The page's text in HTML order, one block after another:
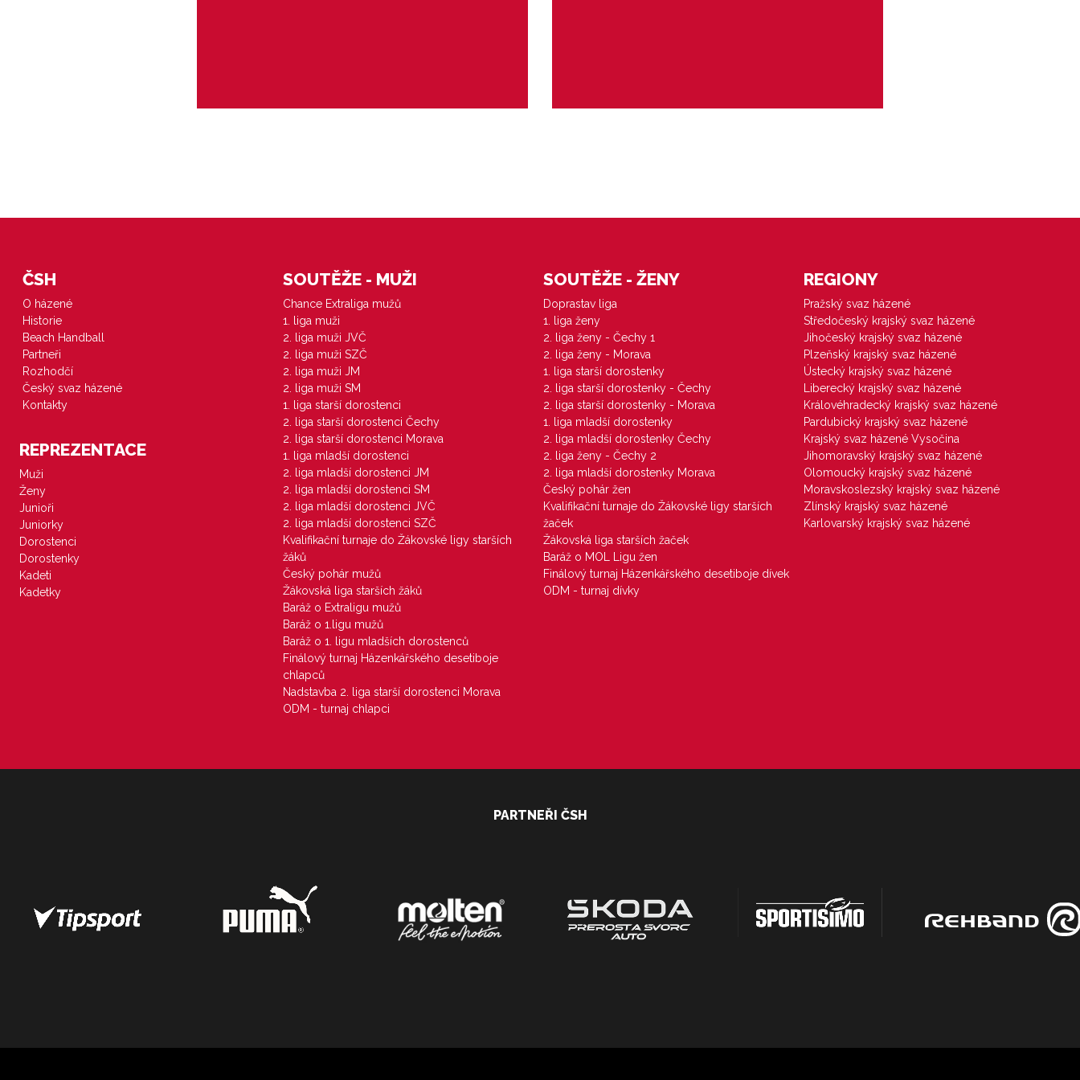
ČSH
O házené
Historie
Beach Handball
Partneři
Rozhodčí
Český svaz házené
Kontakty
REPREZENTACE
Muži
Ženy
Junioři
Juniorky
Dorostenci
Dorostenky
Kadeti
Kadetky
SOUTĚŽE - MUŽI
Chance Extraliga mužů
1. liga muži
2. liga muži JVČ
2. liga muži SZČ
2. liga muži JM
2. liga muži SM
1. liga starší dorostenci
2. liga starší dorostenci Čechy
2. liga starší dorostenci Morava
1. liga mladší dorostenci
2. liga mladší dorostenci JM
2. liga mladší dorostenci SM
2. liga mladší dorostenci JVČ
2. liga mladší dorostenci SZČ
Kvalifikační turnaje do Žákovské ligy starších
žáků
Český pohár mužů
Žákovská liga starších žáků
Baráž o Extraligu mužů
Baráž o 1.ligu mužů
Baráž o 1. ligu mladších dorostenců
Finálový turnaj Házenkářského desetiboje
chlapců
Nadstavba 2. liga starší dorostenci Morava
ODM - turnaj chlapci
SOUTĚŽE - ŽENY
Doprastav liga
1. liga ženy
2. liga ženy - Čechy 1
2. liga ženy - Morava
1. liga starší dorostenky
2. liga starší dorostenky - Čechy
2. liga starší dorostenky - Morava
1. liga mladší dorostenky
2. liga mladší dorostenky Čechy
2. liga ženy - Čechy 2
2. liga mladší dorostenky Morava
Český pohár žen
Kvalifikační turnaje do Žákovské ligy starších
žaček
Žákovská liga starších žaček
Baráž o MOL Ligu žen
Finálový turnaj Házenkářského desetiboje dívek
ODM - turnaj dívky
REGIONY
Pražský svaz házené
Středočeský krajský svaz házené
Jihočeský krajský svaz házené
Plzeňský krajský svaz házené
Ústecký krajský svaz házené
Liberecký krajský svaz házené
Královéhradecký krajský svaz házené
Pardubický krajský svaz házené
Krajský svaz házené Vysočina
Jihomoravský krajský svaz házené
Olomoucký krajský svaz házené
Moravskoslezský krajský svaz házené
Zlínský krajský svaz házené
Karlovarský krajský svaz házené
PARTNEŘI ČSH